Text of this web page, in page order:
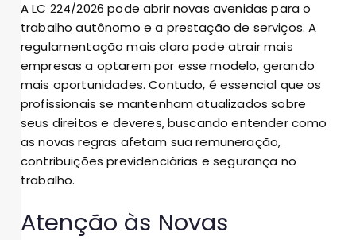
A LC 224/2026 pode abrir novas avenidas para o
trabalho autônomo e a prestação de serviços. A
regulamentação mais clara pode atrair mais
empresas a optarem por esse modelo, gerando
mais oportunidades. Contudo, é essencial que os
profissionais se mantenham atualizados sobre
seus direitos e deveres, buscando entender como
as novas regras afetam sua remuneração,
contribuições previdenciárias e segurança no
trabalho.
Atenção às Novas